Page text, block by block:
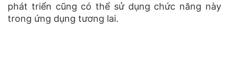
phát triển cũng có thể sử dụng chức năng này
trong ứng dụng tương lai.